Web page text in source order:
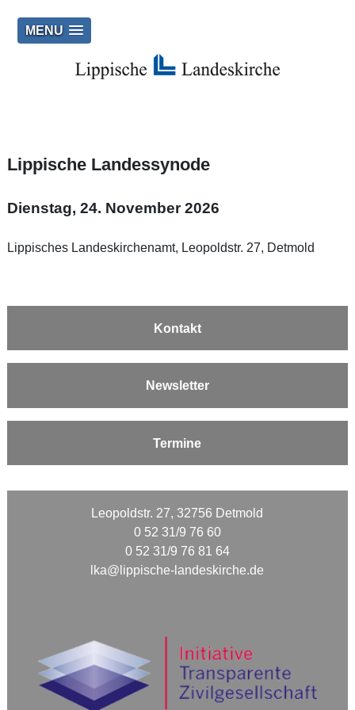
MENU
Lippische Landessynode
Dienstag, 24. November 2026
Lippisches Landeskirchenamt, Leopoldstr. 27, Detmold
Kontakt
Newsletter
Termine
Leopoldstr. 27, 32756 Detmold
0 52 31/9 76 60
0 52 31/9 76 81 64
lka@lippische-landeskirche.de